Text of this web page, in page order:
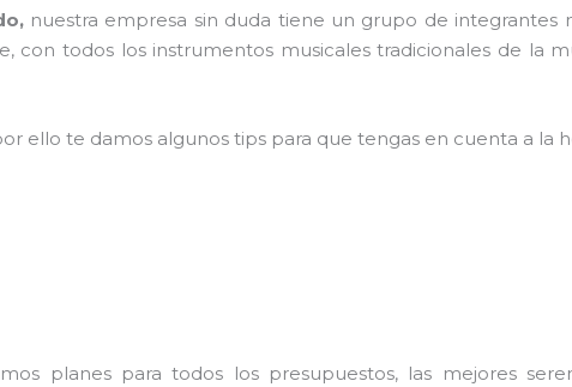
nuestra empresa sin duda tiene un grupo de integrantes
con todos los instrumentos musicales tradicionales de la
ello te damos algunos tips para que tengas en cuenta a la
planes para todos los presupuestos, las mejores